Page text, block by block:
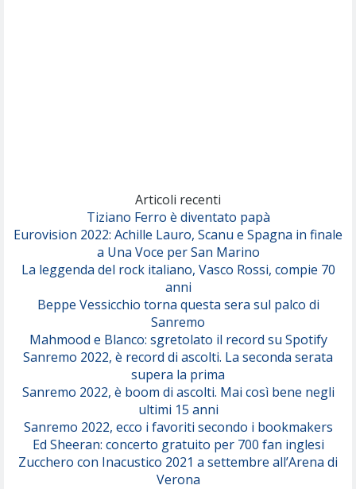
Serenamente
Articoli recenti
Tiziano Ferro è diventato papà
Eurovision 2022: Achille Lauro, Scanu e Spagna in finale
a Una Voce per San Marino
La leggenda del rock italiano, Vasco Rossi, compie 70
anni
Beppe Vessicchio torna questa sera sul palco di
Sanremo
Mahmood e Blanco: sgretolato il record su Spotify
Sanremo 2022, è record di ascolti. La seconda serata
supera la prima
Sanremo 2022, è boom di ascolti. Mai così bene negli
ultimi 15 anni
Sanremo 2022, ecco i favoriti secondo i bookmakers
Ed Sheeran: concerto gratuito per 700 fan inglesi
Zucchero con Inacustico 2021 a settembre all’Arena di
Verona